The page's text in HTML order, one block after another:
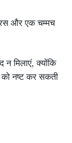
और एक चम्मच
न मिलाएं, क्योंकि
को नष्ट कर सकती